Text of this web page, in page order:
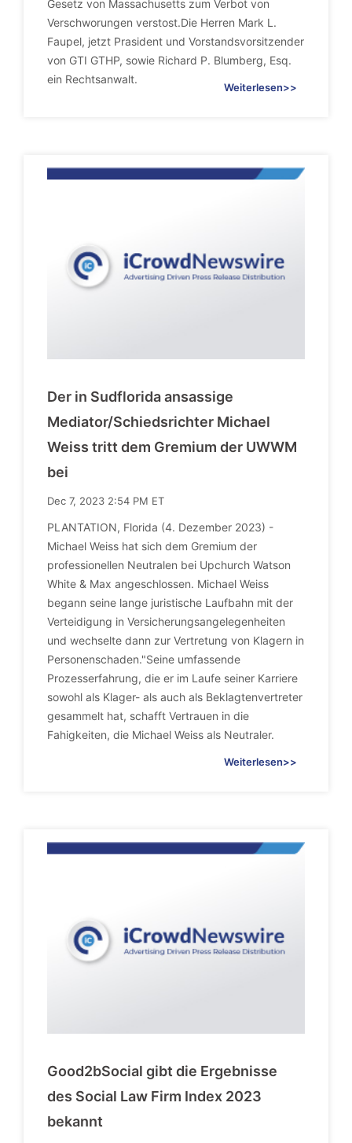
Gesetz von Massachusetts zum Verbot von
Verschworungen verstost.Die Herren Mark L.
Faupel, jetzt Prasident und Vorstandsvorsitzender
von GTI GTHP, sowie Richard P. Blumberg, Esq.
ein Rechtsanwalt.
Weiterlesen>>
Der in Sudflorida ansassige
Mediator/Schiedsrichter Michael
Weiss tritt dem Gremium der UWWM
bei
Dec 7, 2023 2:54 PM ET
PLANTATION, Florida (4. Dezember 2023) -
Michael Weiss hat sich dem Gremium der
professionellen Neutralen bei Upchurch Watson
White & Max angeschlossen. Michael Weiss
begann seine lange juristische Laufbahn mit der
Verteidigung in Versicherungsangelegenheiten
und wechselte dann zur Vertretung von Klagern in
Personenschaden."Seine umfassende
Prozesserfahrung, die er im Laufe seiner Karriere
sowohl als Klager- als auch als Beklagtenvertreter
gesammelt hat, schafft Vertrauen in die
Fahigkeiten, die Michael Weiss als Neutraler.
Weiterlesen>>
Good2bSocial gibt die Ergebnisse
des Social Law Firm Index 2023
bekannt